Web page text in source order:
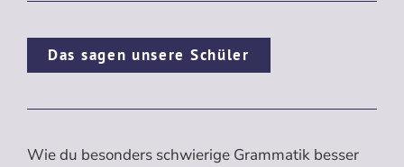
Das sagen unsere Schüler
Wie du besonders schwierige Grammatik besser